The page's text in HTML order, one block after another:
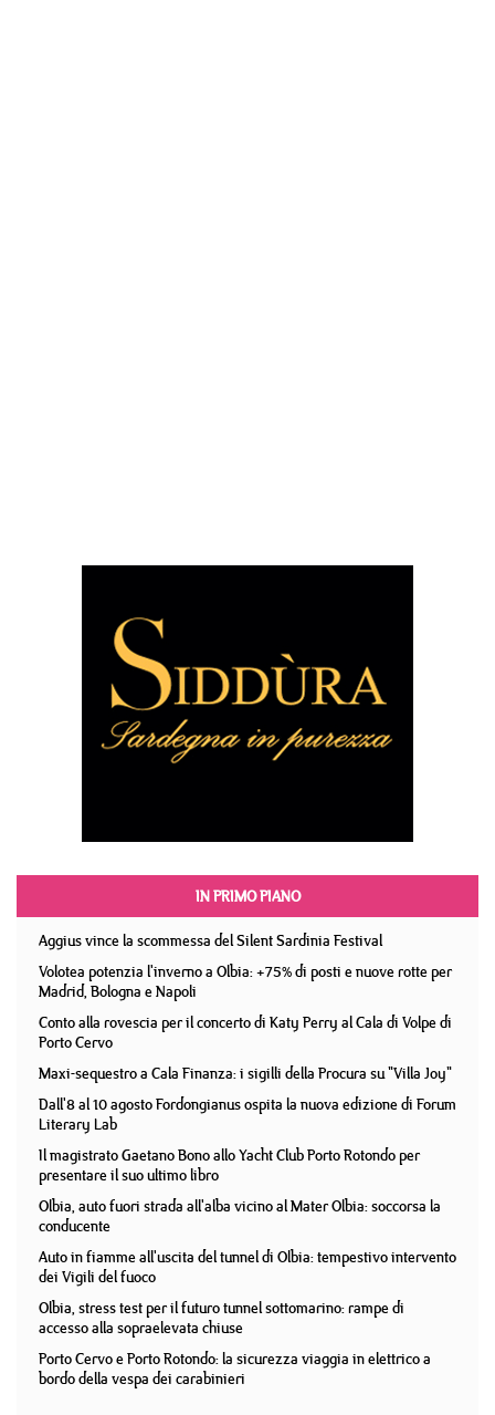
IN PRIMO PIANO
Aggius vince la scommessa del Silent Sardinia Festival
Volotea potenzia l'inverno a Olbia: +75% di posti e nuove rotte per
Madrid, Bologna e Napoli
Conto alla rovescia per il concerto di Katy Perry al Cala di Volpe di
Porto Cervo
Maxi-sequestro a Cala Finanza: i sigilli della Procura su "Villa Joy"
Dall'8 al 10 agosto Fordongianus ospita la nuova edizione di Forum
Literary Lab
Il magistrato Gaetano Bono allo Yacht Club Porto Rotondo per
presentare il suo ultimo libro
Olbia, auto fuori strada all'alba vicino al Mater Olbia: soccorsa la
conducente
Auto in fiamme all'uscita del tunnel di Olbia: tempestivo intervento
dei Vigili del fuoco
Olbia, stress test per il futuro tunnel sottomarino: rampe di
accesso alla sopraelevata chiuse
Porto Cervo e Porto Rotondo: la sicurezza viaggia in elettrico a
bordo della vespa dei carabinieri